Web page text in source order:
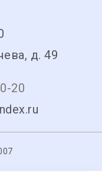
д. 49
20